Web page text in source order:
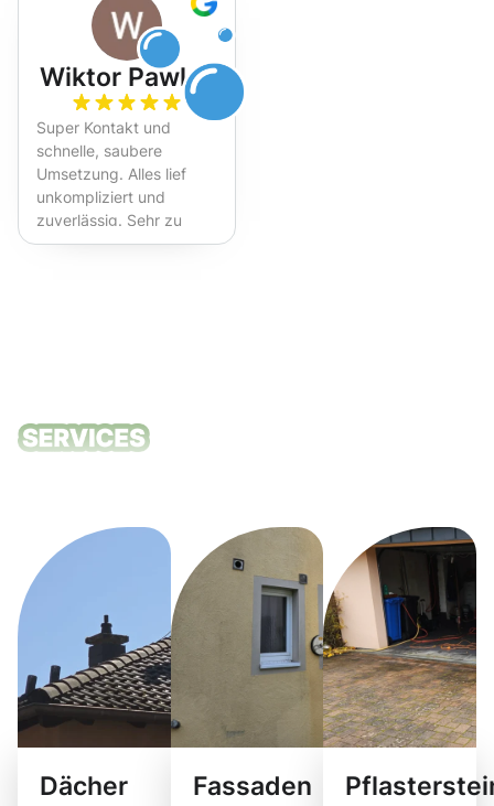
Wiktor Pawlak
Super Kontakt und
schnelle, saubere
Umsetzung. Alles lief
unkompliziert und
zuverlässig. Sehr zu
empfehlen!
Dächer
Fassaden